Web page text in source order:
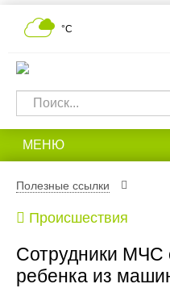
°С
МЕНЮ
Полезные ссылки
Происшествия
Сотрудники МЧС
ребенка из